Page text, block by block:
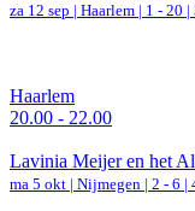
za 12 sep | Haarlem | 1 - 20 |
Haarlem
20.00 - 22.00
Lavinia Meijer en het
ma 5 okt | Nijmegen | 2 - 6 |